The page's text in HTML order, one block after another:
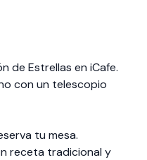
de Estrellas en iCafe.
con un telescopio
tu mesa.
receta tradicional y